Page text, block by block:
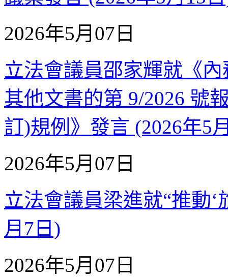
2026年5月07日
立法會議員邵家輝就《
其他文書的第 9/2026 號
訂)規例》發言 (2026年5
2026年5月07日
立法會議員梁進就“推動‘
月7日)
2026年5月07日